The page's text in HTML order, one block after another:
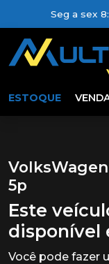
Seg a sex
ESTOQUE
VolksWagen
5p
Este
disponível
Você pode fazer